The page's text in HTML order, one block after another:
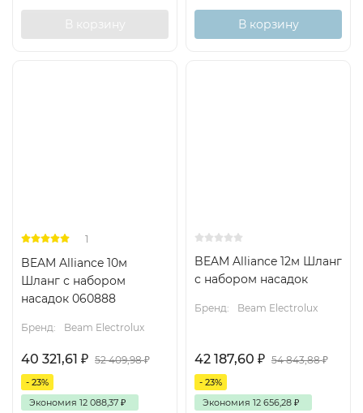
В корзину В корзину
1
BEAM Alliance 10м
Шланг с набором
насадок 060888
Бренд: Beam Electrolux
40 321,61 ₽ 52 409,98₽
- 23%
Экономия 12 088,37 ₽
BEAM Alliance 12м Шланг
с набором насадок
Бренд: Beam Electrolux
42 187,60 ₽ 54 843,88₽
- 23%
Экономия 12 656,28 ₽